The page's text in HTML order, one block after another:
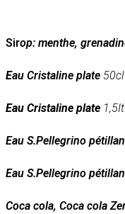
Sirop: menthe,
Eau Cristaline plate
Eau Cristaline plate
Eau S.Pellegrino
Eau S.Pellegrino
Coca cola, Coca cola